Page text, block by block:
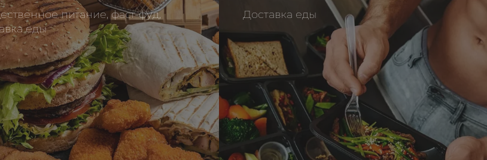
Юридический аудит
Поиск по товарам
Продвижение на Тильде
Консультация маркетолога
Аналитика
Оптимизация рекламных
кампаний
Консультация директолога
Курсы контекстной рекламы
Консультация маркетолога
Стратегия развития бизнеса
питание, фаст-фуд,
еды
Доставка еды